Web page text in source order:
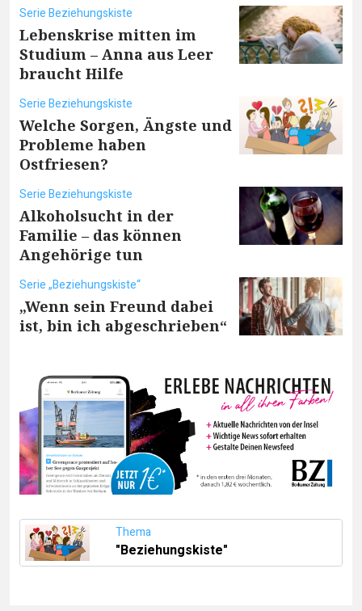
Serie Beziehungskiste
Lebenskrise mitten im
Studium – Anna aus Leer
braucht Hilfe
Serie Beziehungskiste
Welche Sorgen, Ängste und
Probleme haben
Ostfriesen?
Serie Beziehungskiste
Alkoholsucht in der
Familie – das können
Angehörige tun
Serie „Beziehungskiste“
„Wenn sein Freund dabei
ist, bin ich abgeschrieben“
Thema
"Beziehungskiste"